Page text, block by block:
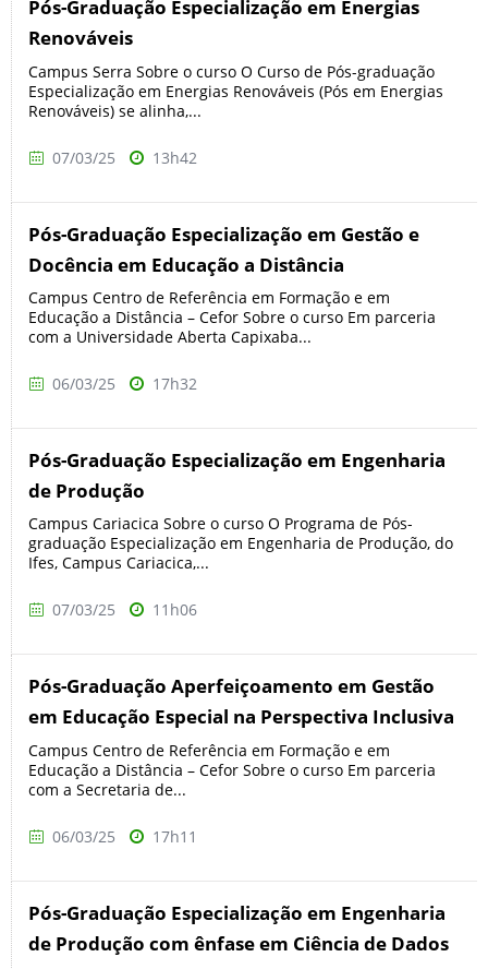
Pós-Graduação Especialização em Energias
Renováveis
Campus Serra Sobre o curso O Curso de Pós-graduação
Especialização em Energias Renováveis (Pós em Energias
Renováveis) se alinha,...
07/03/25 13h42
Pós-Graduação Especialização em Gestão e
Docência em Educação a Distância
Campus Centro de Referência em Formação e em
Educação a Distância – Cefor Sobre o curso Em parceria
com a Universidade Aberta Capixaba...
06/03/25 17h32
Pós-Graduação Especialização em Engenharia
de Produção
Campus Cariacica Sobre o curso O Programa de Pós-
graduação Especialização em Engenharia de Produção, do
Ifes, Campus Cariacica,...
07/03/25 11h06
Pós-Graduação Aperfeiçoamento em Gestão
em Educação Especial na Perspectiva Inclusiva
Campus Centro de Referência em Formação e em
Educação a Distância – Cefor Sobre o curso Em parceria
com a Secretaria de...
06/03/25 17h11
Pós-Graduação Especialização em Engenharia
de Produção com ênfase em Ciência de Dados